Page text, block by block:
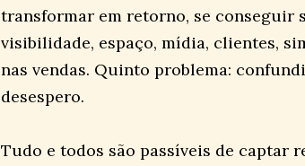
transformar em retorno, se conseguir
visibilidade, espaço, mídia, clientes,
nas vendas. Quinto problema:
desespero.
Tudo e todos são passíveis de captar